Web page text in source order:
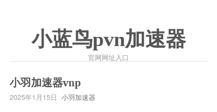
小蓝鸟pvn加速器
官网网址入口
小羽加速器vnp
2025年1月15日 小羽加速器